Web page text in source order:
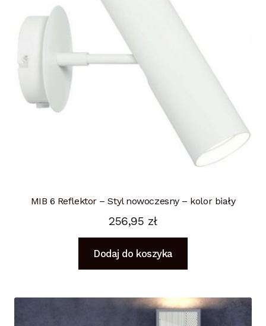
MIB 6 Reflektor – Styl nowoczesny – kolor biały
256,95 zł
Dodaj do koszyka